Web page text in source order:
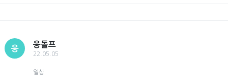
웅
웅돌프
22.05.05
일상